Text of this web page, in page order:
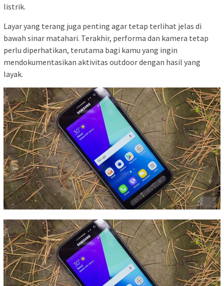
listrik.
Layar yang terang juga penting agar tetap terlihat jelas di
bawah sinar matahari. Terakhir, performa dan kamera tetap
perlu diperhatikan, terutama bagi kamu yang ingin
mendokumentasikan aktivitas outdoor dengan hasil yang
layak.